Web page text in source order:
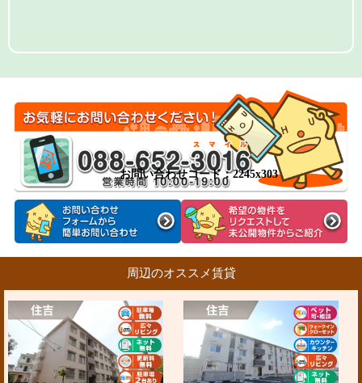
お問い合わせコード：2245x303
周辺のオススメ賃貸